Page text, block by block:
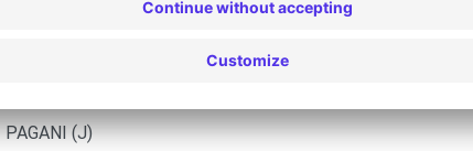
PAGANI (J)